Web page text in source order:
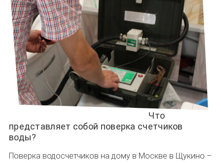
Что
представляет собой поверка счетчиков
воды?
Поверка водосчетчиков на дому в Москве в Щукино –